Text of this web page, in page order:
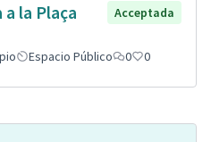
la Plaça
Acceptada
Espacio Público 0 0